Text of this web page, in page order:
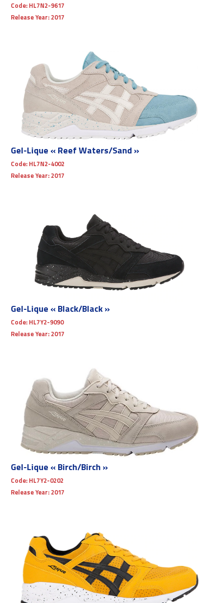
Code: HL7N2-9617
Release Year: 2017
Gel-Lique « Reef Waters/Sand »
Code: HL7N2-4002
Release Year: 2017
Gel-Lique « Black/Black »
Code: HL7Y2-9090
Release Year: 2017
Gel-Lique « Birch/Birch »
Code: HL7Y2-0202
Release Year: 2017